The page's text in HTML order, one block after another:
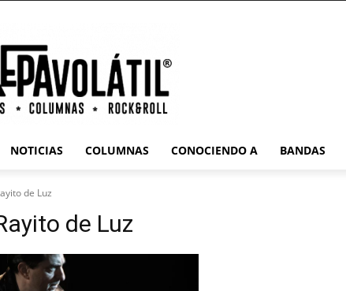
NOTICIAS COLUMNAS CONOCIENDO A BANDAS
de Luz
de Luz